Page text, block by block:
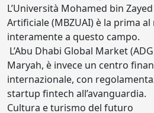
L’Università Mohamed bin
Artificiale (MBZUAI) è la prima
interamente a questo campo.
L’Abu Dhabi Global Market
Maryah, è invece un centro
internazionale, con
startup fintech all’avanguardia.
Cultura e turismo del futuro